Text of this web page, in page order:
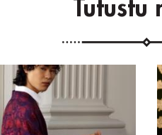
Tutustu